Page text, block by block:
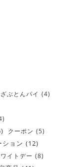
ざぶとんパイ (4)
クーポン (5)
ション (12)
イトデー (8)